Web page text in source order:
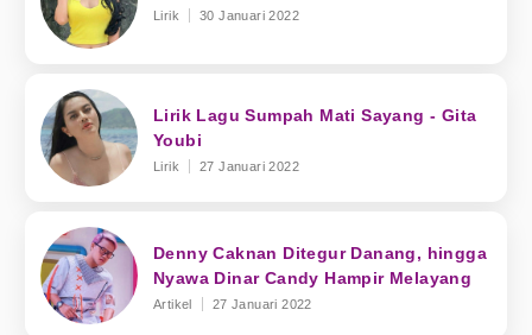
Lirik 30 Januari 2022
Lirik Lagu Sumpah Mati Sayang - Gita
Youbi
Lirik 27 Januari 2022
Denny Caknan Ditegur Danang, hingga
Nyawa Dinar Candy Hampir Melayang
Artikel 27 Januari 2022